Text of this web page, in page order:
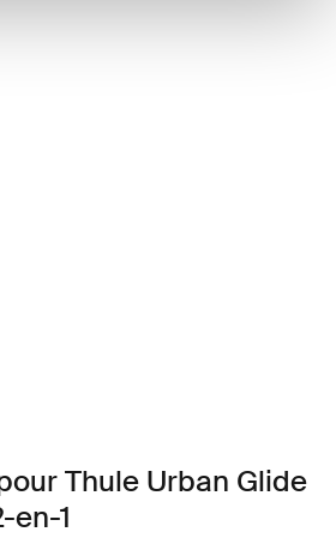
Thule Urban Glide
en-1